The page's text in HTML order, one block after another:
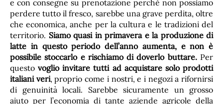
e con consegne su prenotazione perchè non possiamo
perdere tutto il fresco, sarebbe una grave perdita, oltre
che economica, anche per la cultura e le tradizioni del
territorio. Siamo quasi in primavera e la produzione di
latte in questo periodo dell’anno aumenta, e non è
possibile stoccarlo e rischiamo di doverlo buttare.Per
questovoglio invitare tutti ad acquistare solo prodotti
italiani veri, proprio come i nostri, e i negozi a rifornirsi
di genuinità locali. Sarebbe sicuramente un grosso
aiuto per l’economia di tante aziende agricole della